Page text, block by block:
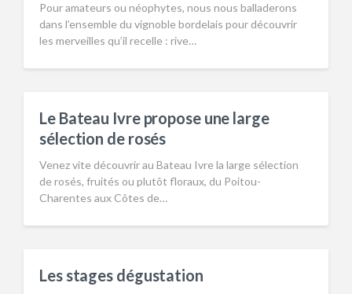
Pour amateurs ou néophytes, nous nous balladerons
dans l’ensemble du vignoble bordelais pour découvrir
les merveilles qu’il recelle : rive…
Le Bateau Ivre propose une large
sélection de rosés
Venez vite découvrir au Bateau Ivre la large sélection
de rosés, fruités ou plutôt floraux, du Poitou-
Charentes aux Côtes de…
Les stages dégustation